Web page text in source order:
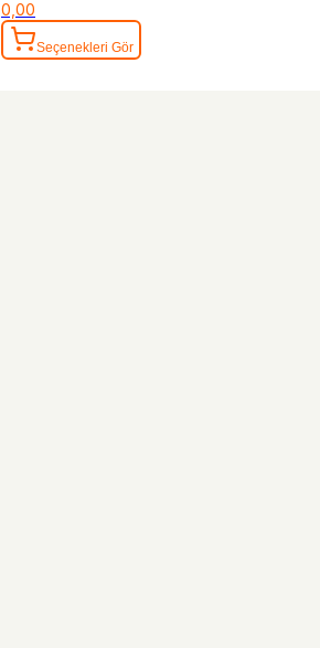
0,00
Seçenekleri Gör